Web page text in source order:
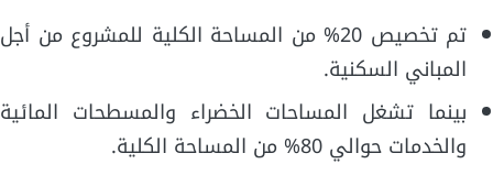
تم تخصيص 20% من المساحة الكلية للمشروع من أجل
المباني السكنية.
بينما تشغل المساحات الخضراء والمسطحات المائية
والخدمات حوالي 80% من المساحة الكلية.